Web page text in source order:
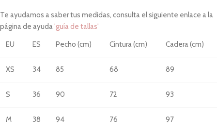
Te ayudamos a saber tus medidas, consulta el siguiente enlace a la
página de ayuda'guía de tallas'
EU ES Pecho (cm) Cintura (cm) Cadera (cm)
XS 34 85 68 89
S 36 90 72 93
M 38 94 76 97